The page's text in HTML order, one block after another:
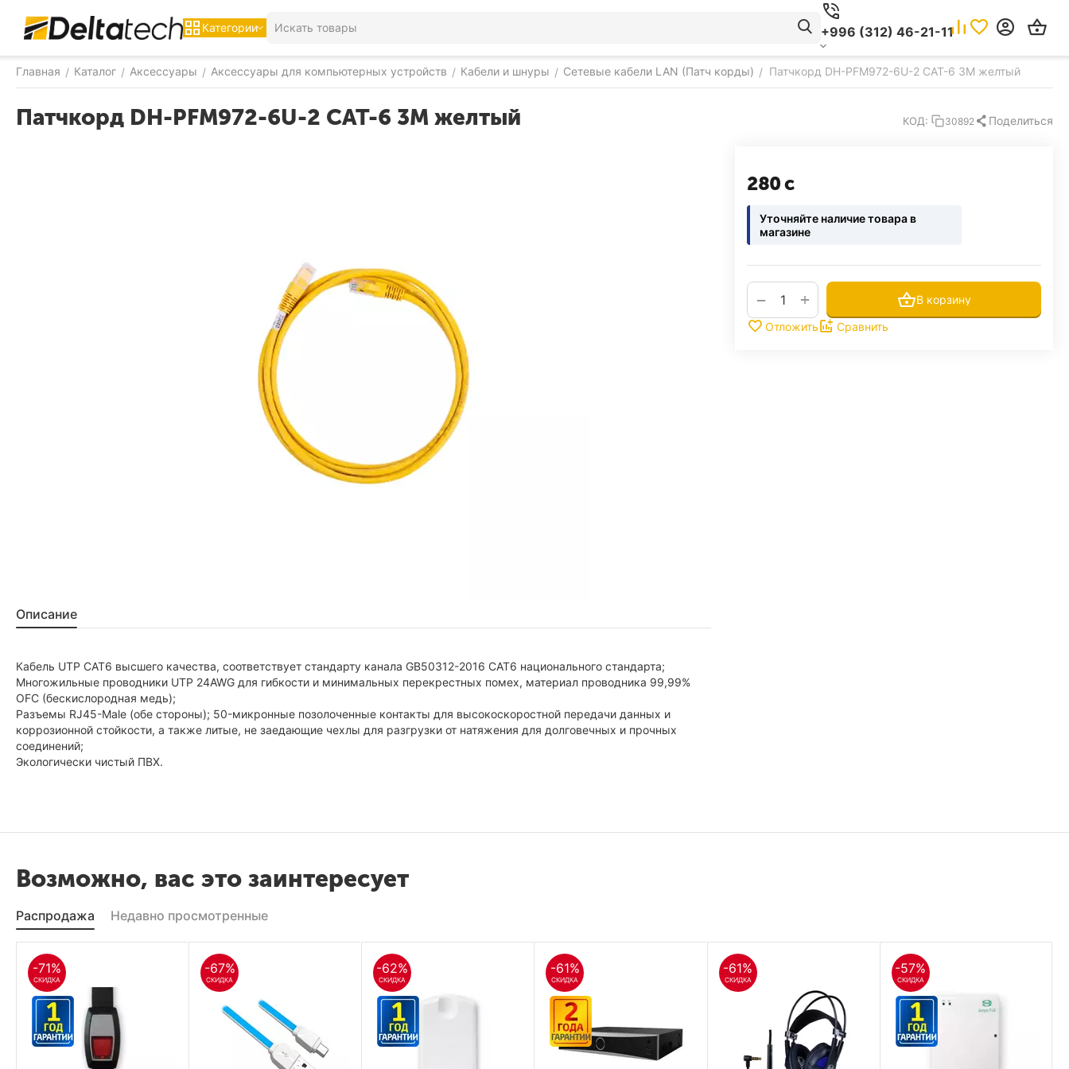
Категории +996 (312) 46-21-11
Главная / Каталог / Аксессуары / Аксессуары для компьютерных устройств / Кабели и шнуры / Сетевые кабели LAN (Патч корды) / Патчкорд DH-PFM972-6U-2 CAT-6 3M желтый
Патчкорд DH-PFM972-6U-2 CAT-6 3M желтый КОД: 30892 Поделиться
‍280‍с
Уточняйте наличие товара в
магазине
+
−
В корзину
Отложить
Сравнить
Описание
Кабель UTP CAT6 высшего качества, соответствует стандарту канала GB50312-2016 CAT6 национального стандарта;
Многожильные проводники UTP 24AWG для гибкости и минимальных перекрестных помех, материал проводника 99,99%
OFC (бескислородная медь);
Разъемы RJ45-Male (обе стороны); 50-микронные позолоченные контакты для высокоскоростной передачи данных и
коррозионной стойкости, а также литые, не заедающие чехлы для разгрузки от натяжения для долговечных и прочных
соединений;
Экологически чистый ПВХ.
Возможно, вас это заинтересует
Распродажа Недавно просмотренные
-71%
СКИДКА
-67%
СКИДКА
-62%
СКИДКА
-61%
СКИДКА
-61%
СКИДКА
-57%
СКИДКА